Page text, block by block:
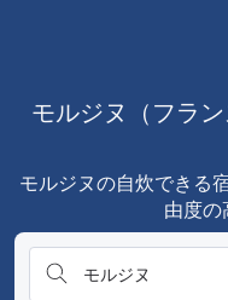
モルジヌ（フラ
モルジヌの自炊できる
由度の
モルジヌ